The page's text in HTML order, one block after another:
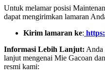
Untuk melamar posisi
dapat mengirimkan lamaran
Kirim lamaran ke:
Informasi Lebih Lanjut: Anda
lanjut mengenai Mie Gacoan
resmi kami: